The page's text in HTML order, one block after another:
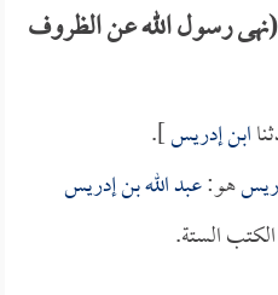
رسول الله عن الظروف
ابن إدريس].
هو:عبد الله بن إدريس
الستة.